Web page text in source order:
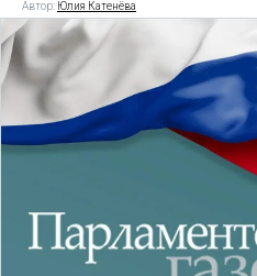
Автор: Юлия Катенёва